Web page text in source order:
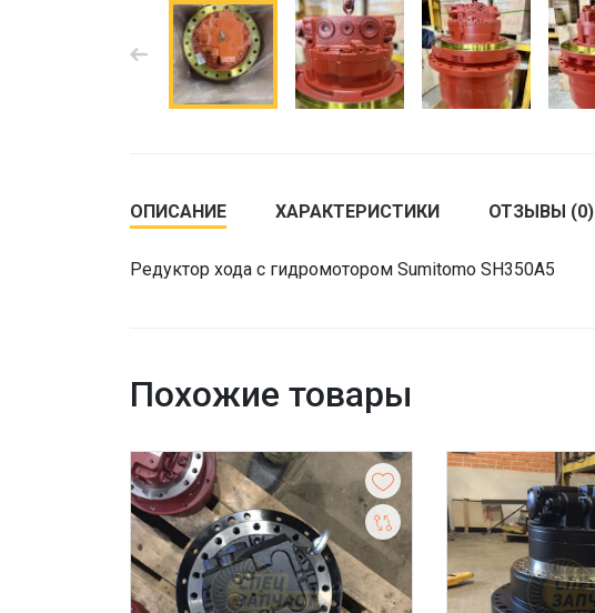
ОПИСАНИЕ ХАРАКТЕРИСТИКИ ОТЗЫВЫ (0)
Редуктор хода с гидромотором Sumitomo SH350A5
Похожие товары